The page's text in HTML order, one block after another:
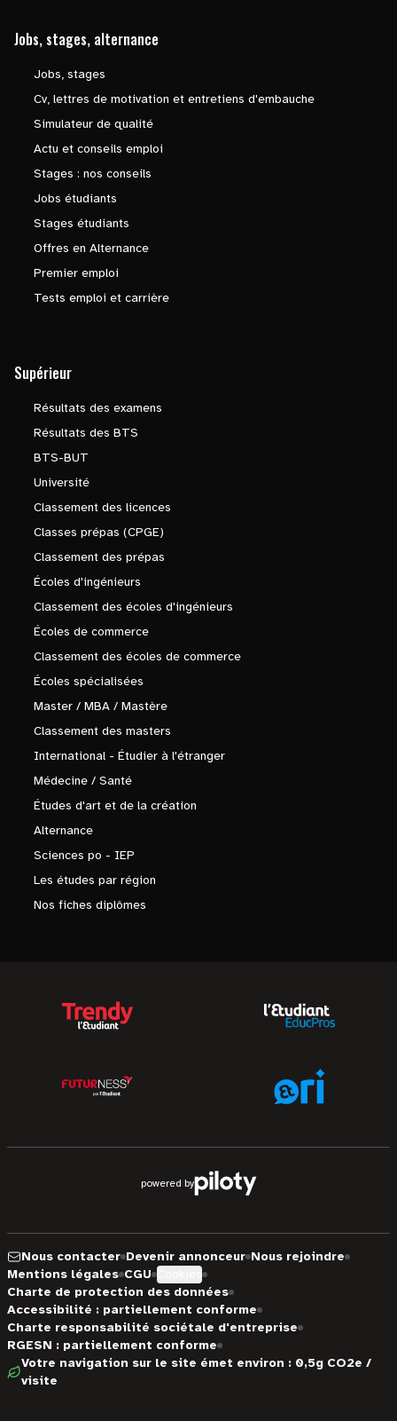
Jobs, stages, alternance
Jobs, stages
Cv, lettres de motivation et entretiens d'embauche
Simulateur de qualité
Actu et conseils emploi
Stages : nos conseils
Jobs étudiants
Stages étudiants
Offres en Alternance
Premier emploi
Tests emploi et carrière
Supérieur
Résultats des examens
Résultats des BTS
BTS-BUT
Université
Classement des licences
Classes prépas (CPGE)
Classement des prépas
Écoles d'ingénieurs
Classement des écoles d'ingénieurs
Écoles de commerce
Classement des écoles de commerce
Écoles spécialisées
Master / MBA / Mastère
Classement des masters
International - Étudier à l'étranger
Médecine / Santé
Études d'art et de la création
Alternance
Sciences po - IEP
Les études par région
Nos fiches diplômes
powered by
Nous contacter Devenir annonceur Nous rejoindre
Mentions légales CGU
Charte de protection des données
Accessibilité : partiellement conforme
Charte responsabilité sociétale d'entreprise
RGESN : partiellement conforme
Votre navigation sur le site émet environ : 0,5g CO2e /
visite